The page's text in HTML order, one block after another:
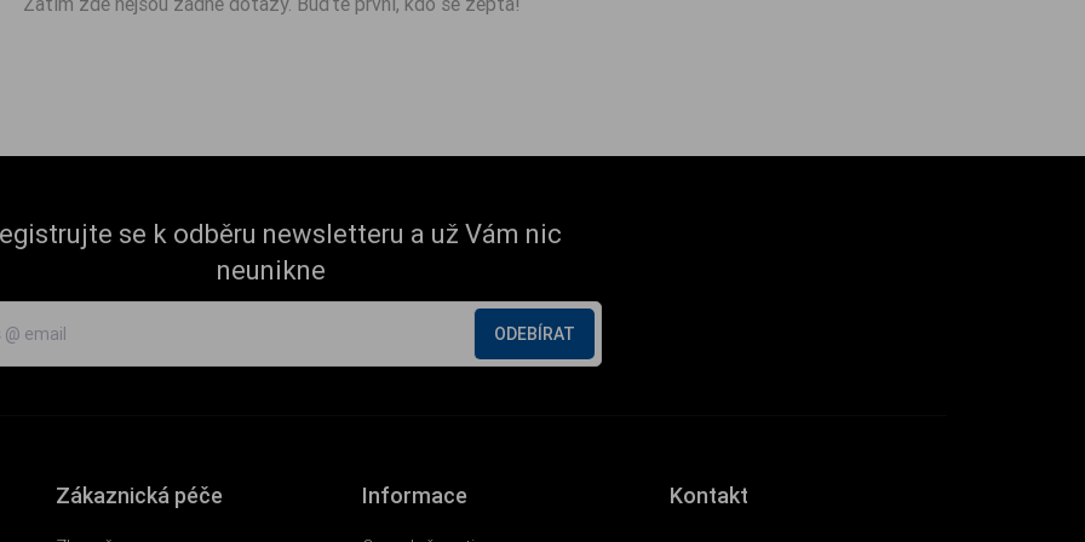
se k odběru newsletteru a už Vám nic
neunikne
ODEBÍRAT
Zákaznická péče Informace Kontakt